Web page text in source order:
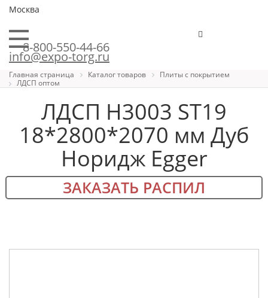
Москва
8-800-550-44-66
info@expo-torg.ru
Главная страница Каталог товаров
Плиты с покрытием
ЛДСП оптом
ЛДСП H3003 ST19
18*2800*2070 мм Дуб
Норидж Egger
ЗАКАЗАТЬ РАСПИЛ